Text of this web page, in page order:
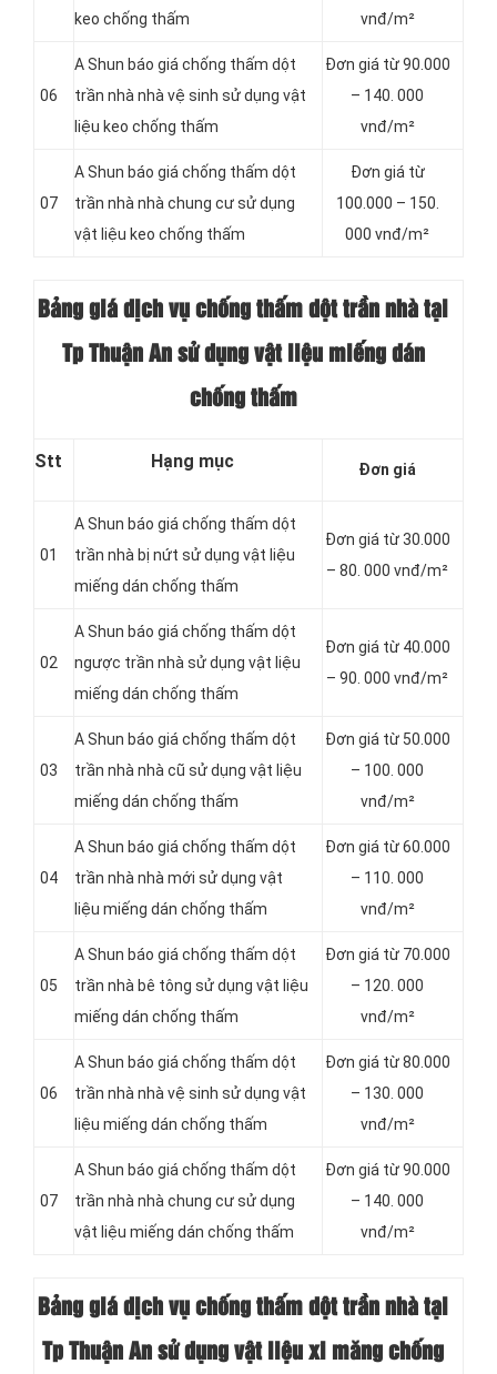
keo chống thấm
vnđ/m²
06
A Shun báo giá chống thấm dột
trần nhà nhà vệ sinh sử dụng vật
liệu keo chống thấm
Đơn giá từ 90.000
– 140. 000
vnđ/m²
07
A Shun báo giá chống thấm dột
trần nhà nhà chung cư sử dụng
vật liệu keo chống thấm
Đơn giá từ
100.000 – 150.
000 vnđ/m²
Bảng giá dịch vụ chống thấm dột trần nhà tại
Tp Thuận An sử dụng vật liệu miếng dán
chống thấm
Stt Hạng mục Đơn giá
01
A Shun báo giá chống thấm dột
trần nhà bị nứt sử dụng vật liệu
miếng dán chống thấm
Đơn giá từ 30.000
– 80. 000 vnđ/m²
02
A Shun báo giá chống thấm dột
ngược trần nhà sử dụng vật liệu
miếng dán chống thấm
Đơn giá từ 40.000
– 90. 000 vnđ/m²
03
A Shun báo giá chống thấm dột
trần nhà nhà cũ sử dụng vật liệu
miếng dán chống thấm
Đơn giá từ 50.000
– 100. 000
vnđ/m²
04
A Shun báo giá chống thấm dột
trần nhà nhà mới sử dụng vật
liệu miếng dán chống thấm
Đơn giá từ 60.000
– 110. 000
vnđ/m²
05
A Shun báo giá chống thấm dột
trần nhà bê tông sử dụng vật liệu
miếng dán chống thấm
Đơn giá từ 70.000
– 120. 000
vnđ/m²
06
A Shun báo giá chống thấm dột
trần nhà nhà vệ sinh sử dụng vật
liệu miếng dán chống thấm
Đơn giá từ 80.000
– 130. 000
vnđ/m²
07
A Shun báo giá chống thấm dột
trần nhà nhà chung cư sử dụng
vật liệu miếng dán chống thấm
Đơn giá từ 90.000
– 140. 000
vnđ/m²
Bảng giá dịch vụ chống thấm dột trần nhà tại
Tp Thuận An sử dụng vật liệu xi măng chống